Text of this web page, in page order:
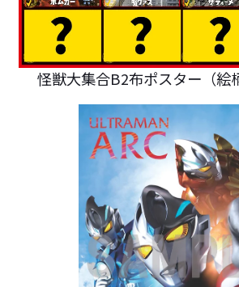
怪獣大集合B2布ポスター（絵